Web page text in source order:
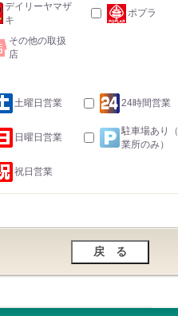
デイリーヤマザ
キ
ポプラ
その他の取扱
店
土曜日営業 24時間営業
日曜日営業
駐車場あり
業所のみ）
祝日営業